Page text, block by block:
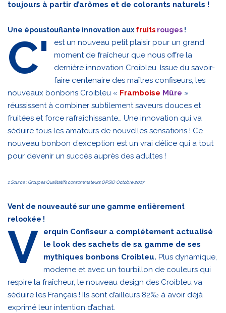
toujours à partir d’arômes et de colorants naturels !
Une époustouflante innovation aux fruits rouges !
C'
est un nouveau petit plaisir pour un grand
moment de fraîcheur que nous offre la
dernière innovation Croibleu. Issue du savoir-
faire centenaire des maîtres confiseurs, les
nouveaux bonbons Croibleu « Framboise Mûre »
réussissent à combiner subtilement saveurs douces et
fruitées et force rafraîchissante… Une innovation qui va
séduire tous les amateurs de nouvelles sensations ! Ce
nouveau bonbon d’exception est un vrai délice qui a tout
pour devenir un succès auprès des adultes !
1 Source : Groupes Qualitatifs consommateurs OPSIO Octobre 2017
Vent de nouveauté sur une gamme entièrement
relookée !
V
erquin Confiseur a complétement actualisé
le look des sachets de sa gamme de ses
mythiques bonbons Croibleu. Plus dynamique,
moderne et avec un tourbillon de couleurs qui
respire la fraîcheur, le nouveau design des Croibleu va
séduire les Français ! Ils sont d’ailleurs 82%2 à avoir déjà
exprimé leur intention d’achat.